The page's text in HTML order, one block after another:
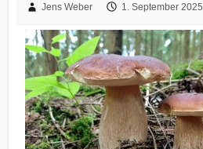
Jens Weber 1. September 2025